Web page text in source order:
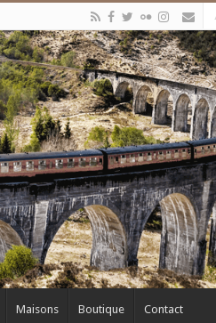
Maisons Boutique Contact